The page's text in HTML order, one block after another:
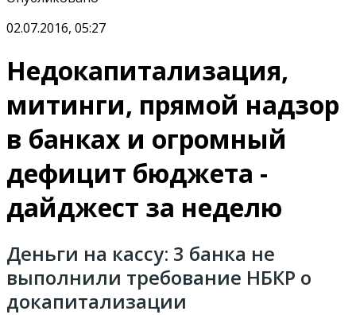
02.07.2016, 05:27
Недокапитализация,
митинги, прямой надзор
в банках и огромный
дефицит бюджета -
дайджест за неделю
Деньги на кассу: 3 банка не
выполнили требование НБКР о
докапитализации